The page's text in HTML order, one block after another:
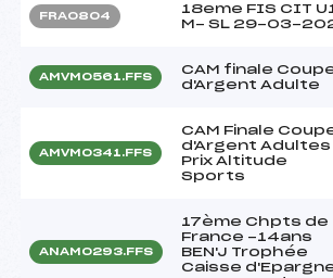
FRA0804
18eme FIS CIT
M- SL 29-03-
AMVM0561.FFS
CAM finale
d'Argent Adulte
AMVM0341.FFS
CAM Finale
d'Argent Adultes
Prix Altitude
Sports
ANAM0293.FFS
17ème Chpts de
France -14ans
BEN'J Trophée
Caisse